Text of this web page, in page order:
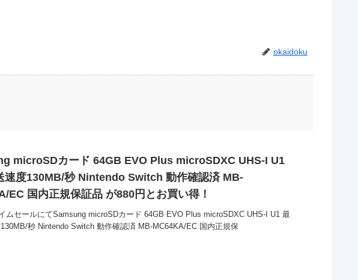
okaidoku
microSDカード 64GB EVO Plus microSDXC UHS-I U1
速度130MB/秒 Nintendo Switch 動作確認済 MB-
EC 国内正規保証品 が880円とお買い得！
ムセールにてSamsung microSDカード 64GB EVO Plus microSDXC UHS-I U1 最
秒 Nintendo Switch 動作確認済 MB-MC64KA/EC 国内正規保